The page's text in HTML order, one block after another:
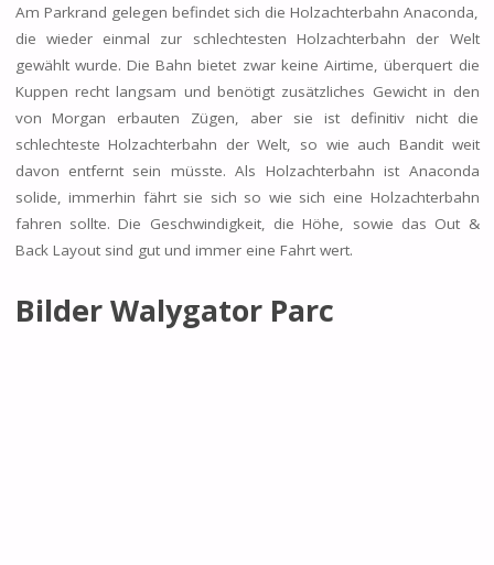
Am Parkrand gelegen befindet sich die Holzachterbahn Anaconda,
die wieder einmal zur schlechtesten Holzachterbahn der Welt
gewählt wurde. Die Bahn bietet zwar keine Airtime, überquert die
Kuppen recht langsam und benötigt zusätzliches Gewicht in den
von Morgan erbauten Zügen, aber sie ist definitiv nicht die
schlechteste Holzachterbahn der Welt, so wie auch Bandit weit
davon entfernt sein müsste. Als Holzachterbahn ist Anaconda
solide, immerhin fährt sie sich so wie sich eine Holzachterbahn
fahren sollte. Die Geschwindigkeit, die Höhe, sowie das Out &
Back Layout sind gut und immer eine Fahrt wert.
Bilder Walygator Parc